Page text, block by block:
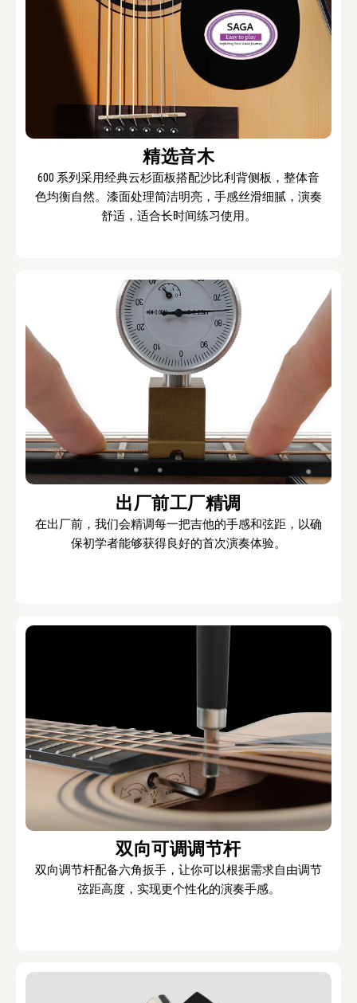
精选音木
600 系列采用经典云杉面板搭配沙比利背侧板，整体音
色均衡自然。漆面处理简洁明亮，手感丝滑细腻，演奏
舒适，适合长时间练习使用。
出厂前工厂精调
在出厂前，我们会精调每一把吉他的手感和弦距，以确
保初学者能够获得良好的首次演奏体验。
双向可调调节杆
双向调节杆配备六角扳手，让你可以根据需求自由调节
弦距高度，实现更个性化的演奏手感。